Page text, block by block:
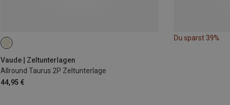
Vaude | Zeltunterlagen
Allround Taurus 2P Zeltunterlage
44,95 €
Du sparst 39%